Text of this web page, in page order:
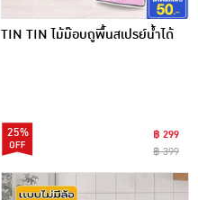
TIN TIN ไม้ม๊อบถูพื้นสเปรย์น้ำได้
25%
฿ 299
฿ 399